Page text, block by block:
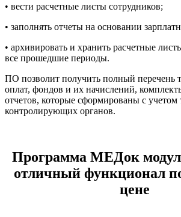
• вести расчетные листы сотрудников;
• заполнять отчеты на основании
• архивировать и хранить расчетные
все прошедшие периоды.
ПО позволит получить полный перечень
оплат, фондов и их начислений,
отчетов, которые сформированы с учетом
контролирующих органов.
Программа МЕДок
отличный функционал
цене